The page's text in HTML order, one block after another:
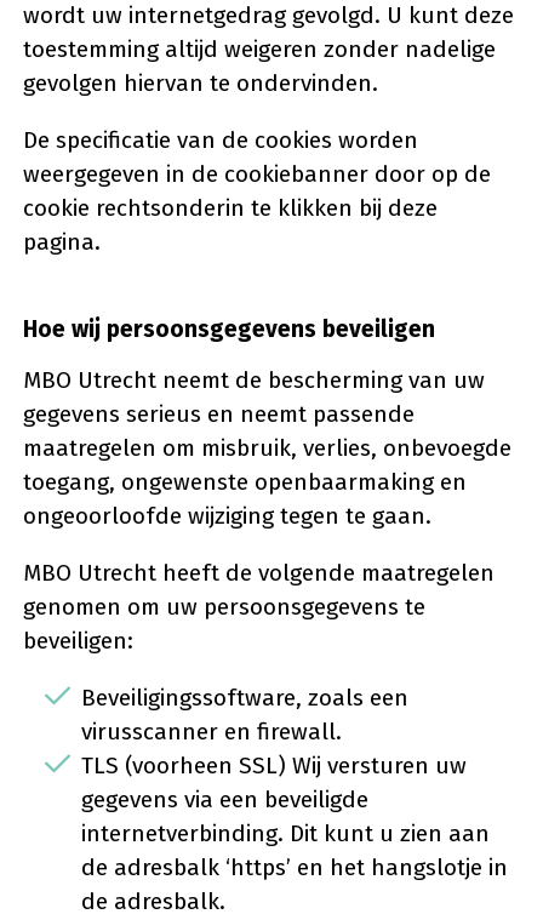
wordt uw internetgedrag gevolgd. U kunt deze
toestemming altijd weigeren zonder nadelige
gevolgen hiervan te ondervinden.
De specificatie van de cookies worden
weergegeven in de cookiebanner door op de
cookie rechtsonderin te klikken bij deze
pagina.
Hoe wij persoonsgegevens beveiligen
MBO Utrecht neemt de bescherming van uw
gegevens serieus en neemt passende
maatregelen om misbruik, verlies, onbevoegde
toegang, ongewenste openbaarmaking en
ongeoorloofde wijziging tegen te gaan.
MBO Utrecht heeft de volgende maatregelen
genomen om uw persoonsgegevens te
beveiligen:
Beveiligingssoftware, zoals een
virusscanner en firewall.
TLS (voorheen SSL) Wij versturen uw
gegevens via een beveiligde
internetverbinding. Dit kunt u zien aan
de adresbalk ‘https’ en het hangslotje in
de adresbalk.